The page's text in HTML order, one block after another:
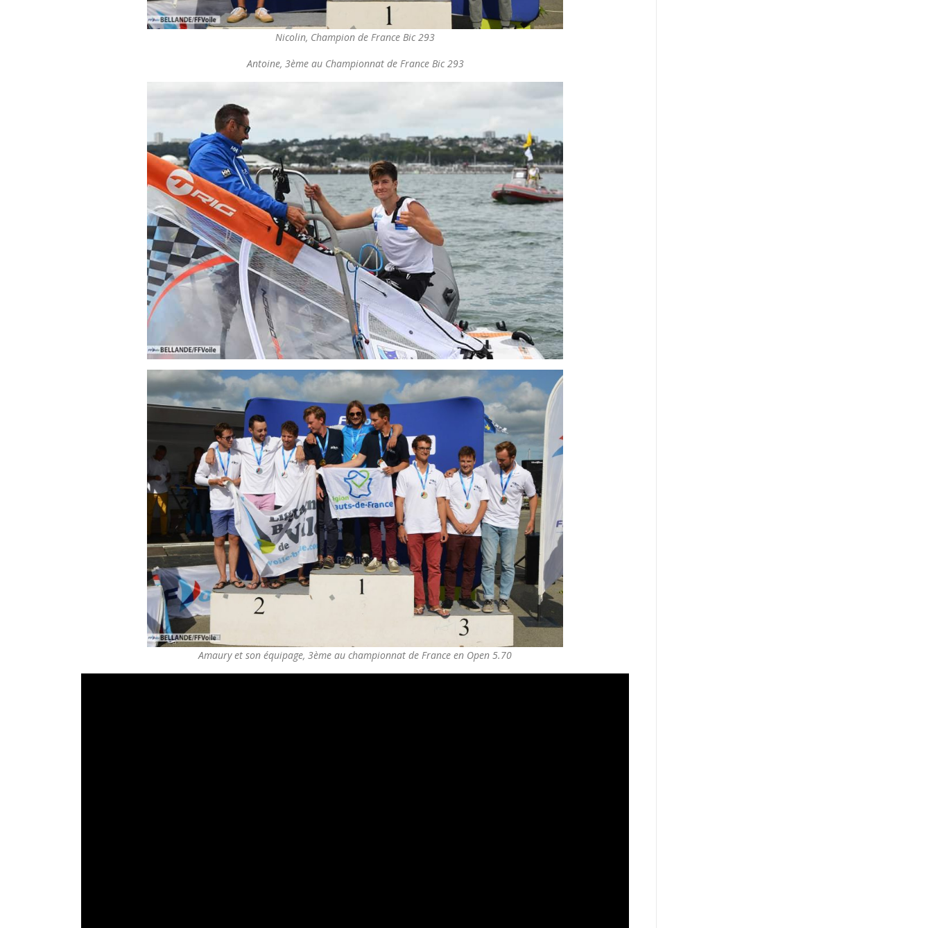
Nicolin, Champion de France Bic 293
Antoine, 3ème au Championnat de France Bic 293
Amaury et son équipage, 3ème au championnat de France en Open 5.70